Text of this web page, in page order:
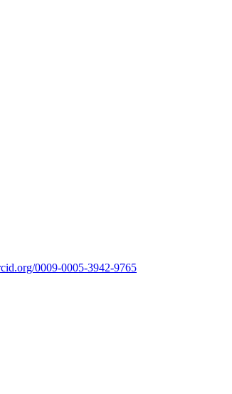
0009-0005-3942-9765